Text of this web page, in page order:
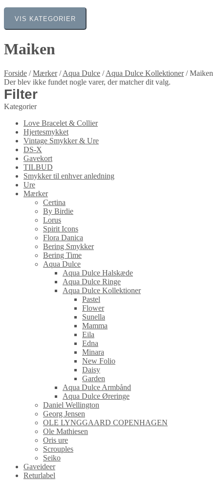
VIS KATEGORIER
Maiken
Forside /Mærker/Aqua Dulce /Aqua Dulce Kollektioner/Maiken
Der blev ikke fundet nogle varer, der matcher dit valg.
Filter
Kategorier
Love Bracelet & Collier
Hjertesmykket
Vintage Smykker & Ure
DS-X
Gavekort
TILBUD
Smykker til enhver anledning
Ure
Mærker
Certina
By Birdie
Lorus
Spirit Icons
Flora Danica
Bering Smykker
Bering Time
Aqua Dulce
Aqua Dulce Halskæde
Aqua Dulce Ringe
Aqua Dulce Kollektioner
Pastel
Flower
Sunella
Mamma
Eila
Edna
Minara
New Folio
Daisy
Garden
Aqua Dulce Armbånd
Aqua Dulce Øreringe
Daniel Wellington
Georg Jensen
OLE LYNGGAARD COPENHAGEN
Ole Mathiesen
Oris ure
Scrouples
Seiko
Gaveideer
Returlabel